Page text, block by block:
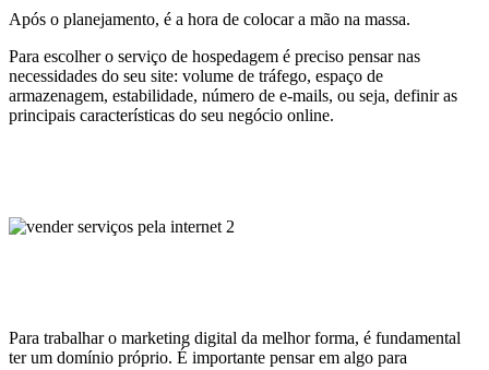
Após o planejamento, é a hora de colocar a mão na massa.
Para escolher o serviço de hospedagem é preciso pensar nas
necessidades do seu site: volume de tráfego, espaço de
armazenagem, estabilidade, número de e-mails, ou seja, definir as
principais características do seu negócio online.
Para trabalhar o marketing digital da melhor forma, é fundamental
ter um domínio próprio. É importante pensar em algo para